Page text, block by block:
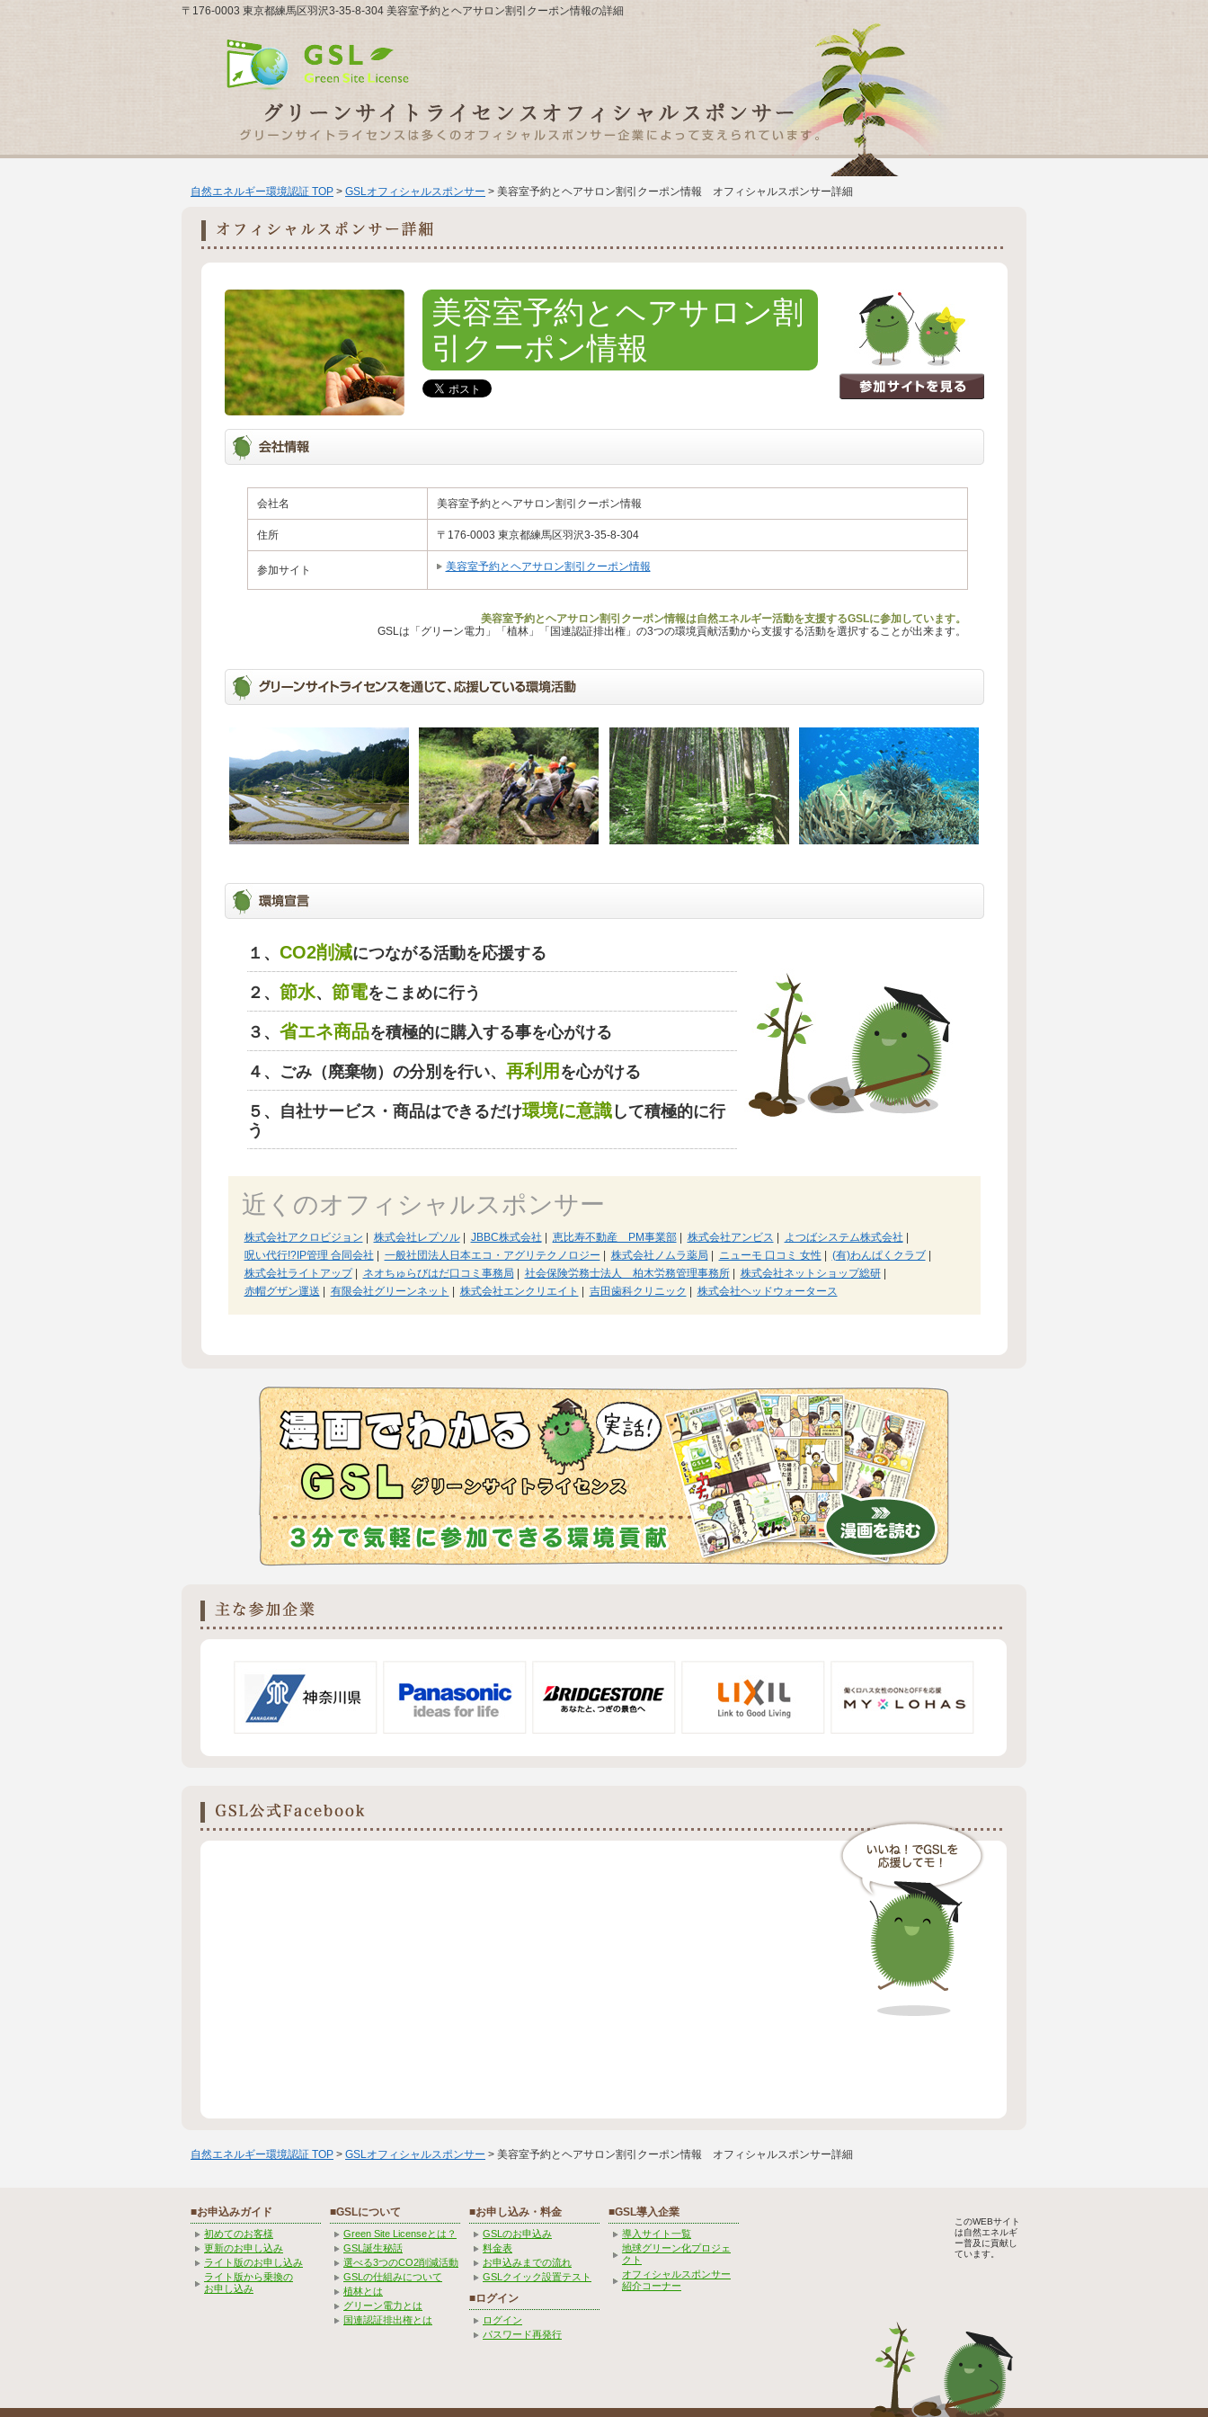
〒176-0003 東京都練馬区羽沢3-35-8-304 美容室予約とヘアサロン割引クーポン情報の詳細
自然エネルギー環境認証 TOP > GSLオフィシャルスポンサー > 美容室予約とヘアサロン割引クーポン情報 オフィシャルスポンサー詳細
美容室予約とヘアサロン割
引クーポン情報
会社名 美容室予約とヘアサロン割引クーポン情報
住所 〒176-0003 東京都練馬区羽沢3-35-8-304
参加サイト 美容室予約とヘアサロン割引クーポン情報
美容室予約とヘアサロン割引クーポン情報は自然エネルギー活動を支援するGSLに参加しています。
GSLは「グリーン電力」「植林」「国連認証排出権」の3つの環境貢献活動から支援する活動を選択することが出来ます。
１、 CO2削減につながる活動を応援する
２、 節水、 節電をこまめに行う
３、 省エネ商品を積極的に購入する事を心がける
４、ごみ（廃棄物）の分別を行い、 再利用 を心がける
５、自社サービス・商品はできるだけ環境に意識して積極的に行
う
近くのオフィシャルスポンサー
株式会社アクロビジョン 株式会社レプソル| JBBC株式会社 恵比寿不動産 PM事業部| 株式会社アンビス よつばシステム株式会社
呪い代行!?IP管理 合同会社
一般社団法人日本エコ・アグリテクノロジー 株式会社ノムラ薬局 ニューモ 口コミ 女性| (有)わんぱくクラブ|
株式会社ライトアップ| ネオちゅらびはだ口コミ事務局 社会保険労務士法人 柏木労務管理事務所| 株式会社ネットショップ総研|
赤帽グザン運送
有限会社グリーンネット 株式会社エンクリエイト 吉田歯科クリニック 株式会社ヘッドウォータース
自然エネルギー環境認証 TOP > GSLオフィシャルスポンサー > 美容室予約とヘアサロン割引クーポン情報 オフィシャルスポンサー詳細
■お申込みガイド
初めてのお客様
更新のお申し込み
ライト版のお申し込み
ライト版から乗換の
お申し込み
■GSLについて
Green Site Licenseとは？
GSL誕生秘話
選べる3つのCO2削減活動
GSLの仕組みについて
植林とは
グリーン電力とは
国連認証排出権とは
■お申し込み・料金
GSLのお申込み
料金表
お申込みまでの流れ
GSLクイック設置テスト
■ログイン
ログイン
パスワード再発行
■GSL導入企業
導入サイト一覧
地球グリーン化プロジェ
クト
オフィシャルスポンサー
紹介コーナー
このWEBサイト
は自然エネルギ
ー普及に貢献し
ています。